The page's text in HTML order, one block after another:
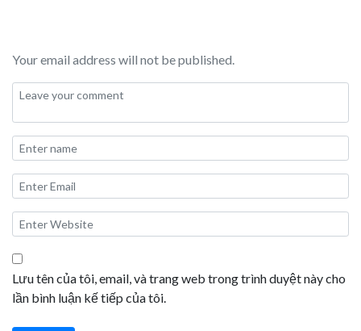
Your email address will not be published.
Lưu tên của tôi, email, và trang web trong trình duyệt này cho
lần bình luận kế tiếp của tôi.